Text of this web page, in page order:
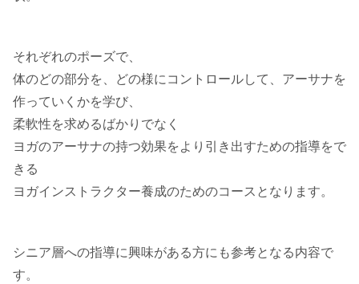
それぞれのポーズで、
体のどの部分を、どの様にコントロールして、アーサナを
作っていくかを学び、
柔軟性を求めるばかりでなく
ヨガのアーサナの持つ効果をより引き出すための指導をで
きる
ヨガインストラクター養成のためのコースとなります。
シニア層への指導に興味がある方にも参考となる内容で
す。